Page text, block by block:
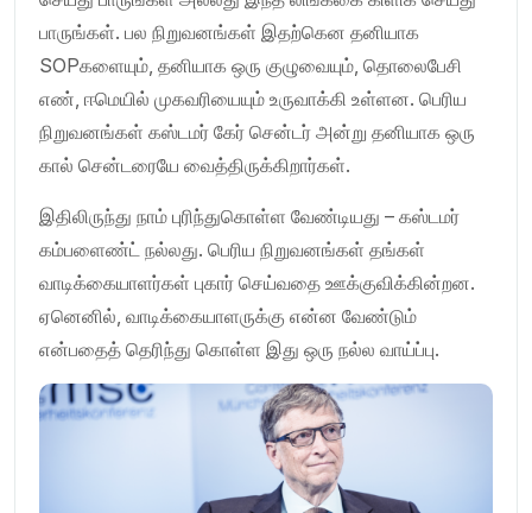
பாருங்கள். பல நிறுவனங்கள் இதற்கென தனியாக
SOPகளையும், தனியாக ஒரு குழுவையும், தொலைபேசி
எண், ஈமெயில் முகவரியையும் உருவாக்கி உள்ளன. பெரிய
நிறுவனங்கள் கஸ்டமர் கேர் சென்டர் அன்று தனியாக ஒரு
கால் சென்டரையே வைத்திருக்கிறார்கள்.
இதிலிருந்து நாம் புரிந்துகொள்ள வேண்டியது – கஸ்டமர்
கம்பளைண்ட் நல்லது. பெரிய நிறுவனங்கள் தங்கள்
வாடிக்கையாளர்கள் புகார் செய்வதை ஊக்குவிக்கின்றன.
ஏனெனில், வாடிக்கையாளருக்கு என்ன வேண்டும்
என்பதைத் தெரிந்து கொள்ள இது ஒரு நல்ல வாய்ப்பு.